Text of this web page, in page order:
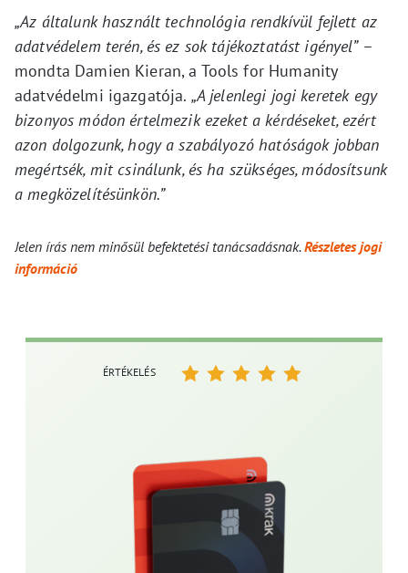
„Az általunk használt technológia rendkívül fejlett az
adatvédelem terén, és ez sok tájékoztatást igényel”–
mondta Damien Kieran, a Tools for Humanity
adatvédelmi igazgatója. „A jelenlegi jogi keretek egy
bizonyos módon értelmezik ezeket a kérdéseket, ezért
azon dolgozunk, hogy a szabályozó hatóságok jobban
megértsék, mit csinálunk, és ha szükséges, módosítsunk
a megközelítésünkön.”
Jelen írás nem minősül befektetési tanácsadásnak.Részletes jogi
információ
ÉRTÉKELÉS